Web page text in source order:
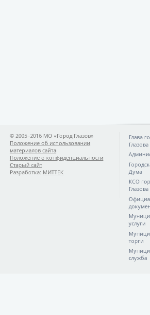
© 2005−2016 МО «Город Глазов»
Положение об использовании
материалов сайта
Положение о конфиденциальности
Старый сайт
Разработка: МИТТЕК
Глава
Глазова
Дума
КСО
Глазова
услуги
торги
служба